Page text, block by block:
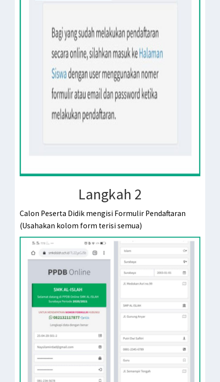
Langkah 2
Calon Peserta Didik mengisi Formulir Pendaftaran
(Usahakan kolom form terisi semua)